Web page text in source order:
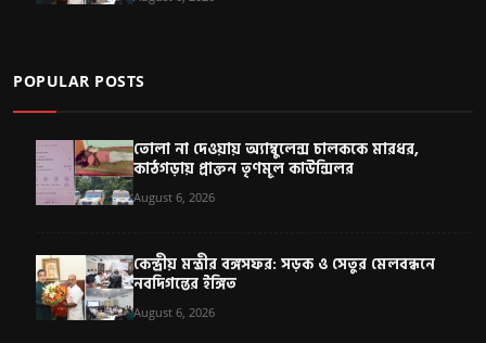
POPULAR POSTS
তোলা না দেওয়ায় অ্যাম্বুলেন্স চালককে মারধর,
কাঠগড়ায় প্রাক্তন তৃণমূল কাউন্সিলর
August 6, 2026
কেন্দ্রীয় মন্ত্রীর বঙ্গসফর: সড়ক ও সেতুর মেলবন্ধনে
নবদিগন্তের ইঙ্গিত
August 6, 2026